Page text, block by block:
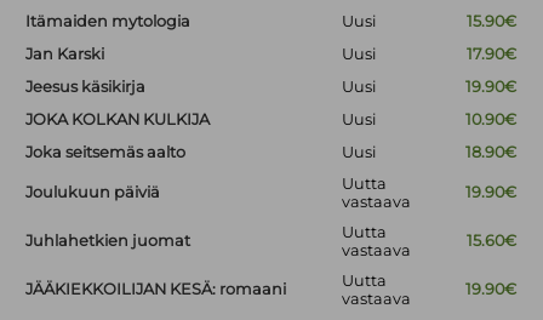
Itämaiden mytologia Uusi
15.90€
Jan Karski
Uusi
17.90€
Jeesus käsikirja
Uusi
19.90€
JOKA KOLKAN KULKIJA
Uusi
10.90€
Joka seitsemäs aalto
Uusi 18.90€
Joulukuun päiviä
Uutta
vastaava
19.90€
Juhlahetkien juomat
Uutta
vastaava
15.60€
JÄÄKIEKKOILIJAN KESÄ: romaani
Uutta
vastaava
19.90€